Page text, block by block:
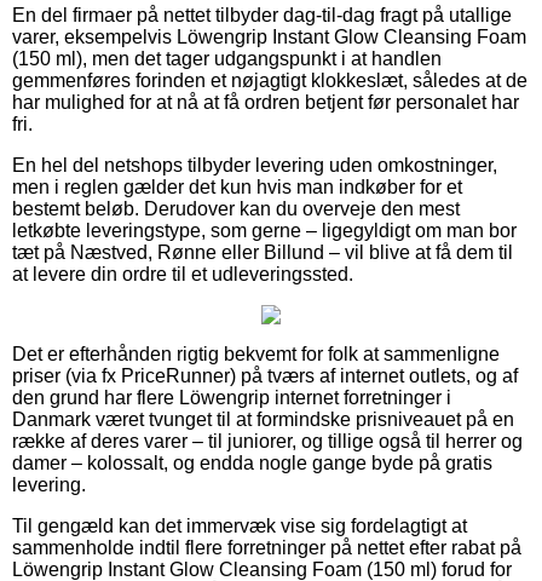
En del firmaer på nettet tilbyder dag-til-dag fragt på utallige
varer, eksempelvis Löwengrip Instant Glow Cleansing Foam
(150 ml), men det tager udgangspunkt i at handlen
gemmenføres forinden et nøjagtigt klokkeslæt, således at de
har mulighed for at nå at få ordren betjent før personalet har
fri.
En hel del netshops tilbyder levering uden omkostninger,
men i reglen gælder det kun hvis man indkøber for et
bestemt beløb. Derudover kan du overveje den mest
letkøbte leveringstype, som gerne – ligegyldigt om man bor
tæt på Næstved, Rønne eller Billund – vil blive at få dem til
at levere din ordre til et udleveringssted.
Det er efterhånden rigtig bekvemt for folk at sammenligne
priser (via fx PriceRunner) på tværs af internet outlets, og af
den grund har flere Löwengrip internet forretninger i
Danmark været tvunget til at formindske prisniveauet på en
række af deres varer – til juniorer, og tillige også til herrer og
damer – kolossalt, og endda nogle gange byde på gratis
levering.
Til gengæld kan det immervæk vise sig fordelagtigt at
sammenholde indtil flere forretninger på nettet efter rabat på
Löwengrip Instant Glow Cleansing Foam (150 ml) forud for